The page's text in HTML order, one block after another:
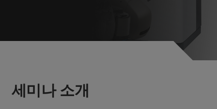
세미나 소개